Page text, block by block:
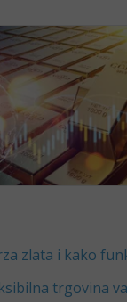
zlata i kako
trgovina